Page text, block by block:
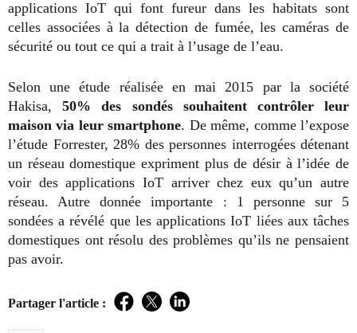
applications IoT qui font fureur dans les habitats sont
celles associées à la détection de fumée, les caméras de
sécurité ou tout ce qui a trait à l’usage de l’eau.
Selon une étude réalisée en mai 2015 par la société
Hakisa,50% des sondés souhaitent contrôler leur
maison via leur smartphone. De même, comme l’expose
l’étude Forrester, 28% des personnes interrogées détenant
un réseau domestique expriment plus de désir à l’idée de
voir des applications IoT arriver chez eux qu’un autre
réseau. Autre donnée importante : 1 personne sur 5
sondées a révélé que les applications IoT liées aux tâches
domestiques ont résolu des problèmes qu’ils ne pensaient
pas avoir.
Partager l'article : Facebook
TwitterLinkedIn